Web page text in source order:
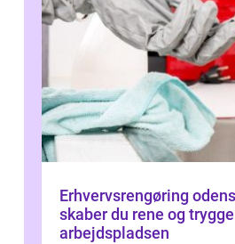
Erhvervsrengøring odense
skaber du rene og
arbejdspladsen